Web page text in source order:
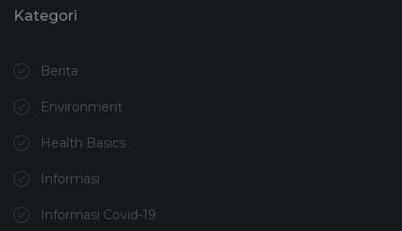
Kategori
Berita
Environment
Health Basics
Informasi
Informasi Covid-19